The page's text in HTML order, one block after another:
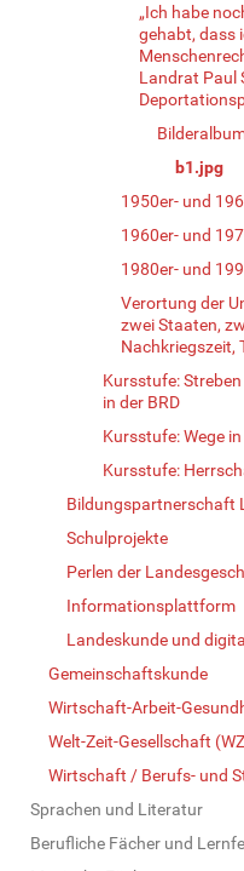
„Ich habe
gehabt, dass
Landrat Paul
b1.jpg
1950er- und
1960er- und
1980er- und
Verortung der
zwei Staaten,
Nachkriegszeit,
Kursstufe:
in der BRD
Kursstufe: Wege
Kursstufe:
Bildungspartnerschaft
Schulprojekte
Perlen der
Informationsplattform
Landeskunde und
Gemeinschaftskunde
Wirtschaft-Arbeit-
Welt-Zeit-Gesellschaft
Wirtschaft / Berufs- und
Sprachen und Literatur
Berufliche Fächer und